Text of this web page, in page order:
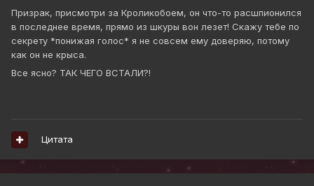
Призрак, присмотри за Кроликобоем, он что-то расшпионился
в последнее время, прямо из шкуры вон лезет! Скажу тебе по
секрету *понижая голос* я не совсем ему доверяю, потому
как он не крыса.
Все ясно? ТАК ЧЕГО ВСТАЛИ?!
Цитата